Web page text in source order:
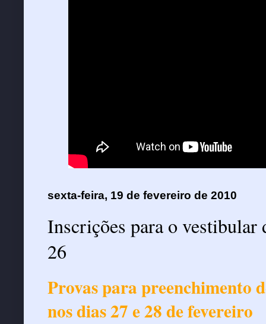
sexta-feira, 19 de fevereiro de 2010
Inscrições para o vestibular
26
Provas para preenchimento
nos dias 27 e 28 de fevereiro